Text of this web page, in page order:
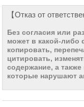
【Отказ от
Без согласия или
может в какой-либо
копировать,
цитировать,
содержание, а
которые нарушают